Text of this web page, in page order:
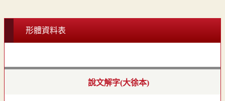
形體資料表
說文解字(大徐本)